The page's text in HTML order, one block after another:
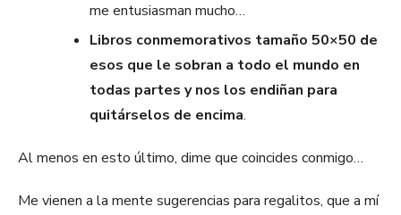
me entusiasman mucho…
Libros conmemorativos tamaño 50×50 de
esos que le sobran a todo el mundo en
todas partes y nos los endiñan para
quitárselos de encima.
Al menos en esto último, dime que coincides conmigo…
Me vienen a la mente sugerencias para regalitos, que a mí